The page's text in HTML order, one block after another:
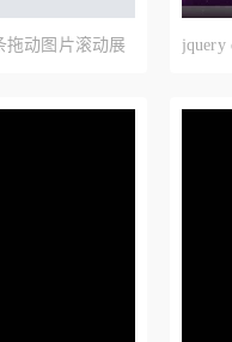
拖动图片滚动展